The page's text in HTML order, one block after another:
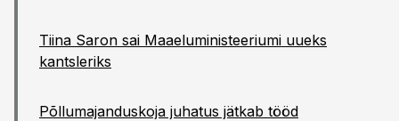
Tiina Saron sai Maaeluministeeriumi uueks
kantsleriks
Põllumajanduskoja juhatus jätkab tööd